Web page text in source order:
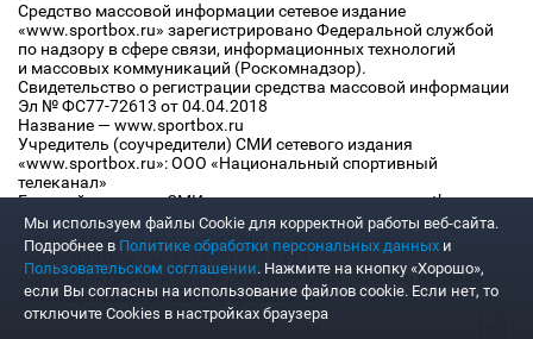
Средство массовой информации сетевое издание
«www.sportbox.ru» зарегистрировано Федеральной службой
по надзору в сфере связи, информационных технологий
и массовых коммуникаций (Роскомнадзор).
Свидетельство о регистрации средства массовой информации
Эл № ФС77-72613 от 04.04.2018
Название — www.sportbox.ru
Учредитель (соучредители) СМИ сетевого издания
«www.sportbox.ru»: ООО «Национальный спортивный
телеканал»
Главный редактор СМИ сетевого издания «www.sportbox.ru»:
Конов В.А.
Номер телефона редакции СМИ сетевого издания
«www.sportbox.ru»: +7 (495) 653 8419
Адрес электронной почты редакции СМИ сетевого издания
«www.sportbox.ru»: editor@sportbox.ru
Мы используем файлы Сookie для корректной работы веб-сайта.
Подробнее в Политике обработки персональных данных и
Пользовательском соглашении. Нажмите на кнопку «Хорошо»,
если Вы согласны на использование файлов cookie. Если нет, то
отключите Cookies в настройках браузера